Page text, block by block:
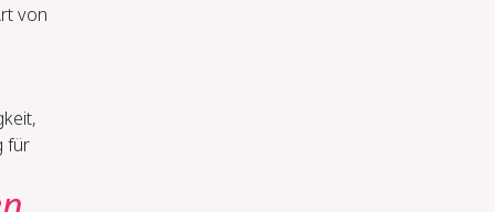
von
für